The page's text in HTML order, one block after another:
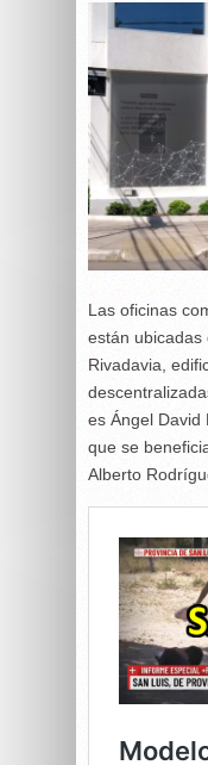
Las oficinas
están ubicadas
Rivadavia,
es Ángel David
que se
Alberto